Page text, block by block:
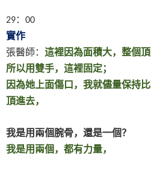
29： 00
實作
張醫師： 這裡因為面積大，整個頂
所以用雙手，這裡固定；
因為她上面傷口，我就儘量保持
頂進去，
我是用兩個腕骨，還是一個？
我是用兩個，都有力量，